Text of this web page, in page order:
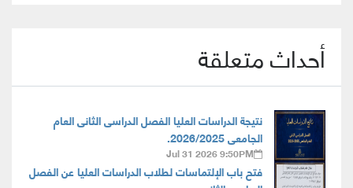
أحداث متعلقة
نتيجة الدراسات العليا الفصل الدراسى الثانى العام
الجامعى 2026/2025.
Jul 31 2026 9:50PM
فتح باب الإلتماسات لطلاب الدراسات العليا عن الفصل